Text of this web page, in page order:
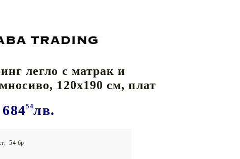
Баскетбол
Бейзбол и софтбол
Хокей и лакрос
Основно спортно оборудване
легло с матрак и
120x190 см, плат
68454лв.
54 бр.